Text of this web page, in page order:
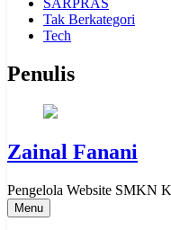
SARPRAS
Tak Berkategori
Tech
Penulis
Zainal Fanani
Pengelola Website SMKN
Menu